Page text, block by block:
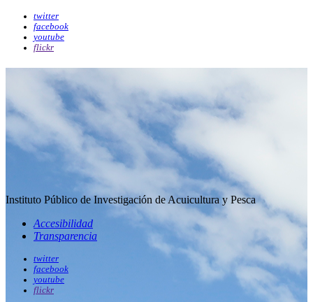
twitter
facebook
youtube
flickr
Instituto Público de Investigación de Acuicultura y Pesca
Accesibilidad
Transparencia
twitter
facebook
youtube
flickr